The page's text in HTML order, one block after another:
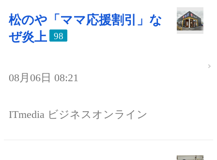
松のや「ママ応援割引」な
ぜ炎上
98
08月06日 08:21
ITmedia ビジネスオンライン